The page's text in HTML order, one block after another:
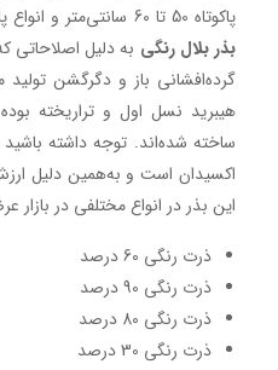
پاکوتاه 50 تا 60 سانتی‌متر و انواع پابلند آن حدود 2 متر است. اغلب
بذر بلال رنگی به دلیل اصلاحاتی
گرده‌افشانی باز و دگرگشن
هیبرید نسل اول و تراریخته
ساخته شده‌اند. توجه داشته
اکسیدان است و به‌همین‌ دلیل
این بذر در انواع مختلفی در بازار
ذرت رنگی 60 درصد
ذرت رنگی 90 درصد
ذرت رنگی 80 درصد
ذرت رنگی 30 درصد